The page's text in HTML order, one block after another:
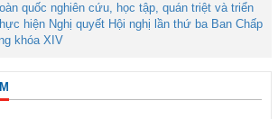
quốc nghiên cứu, học tập, quán triệt và triển
hiện Nghị quyết Hội nghị lần thứ ba Ban Chấp
khóa XIV